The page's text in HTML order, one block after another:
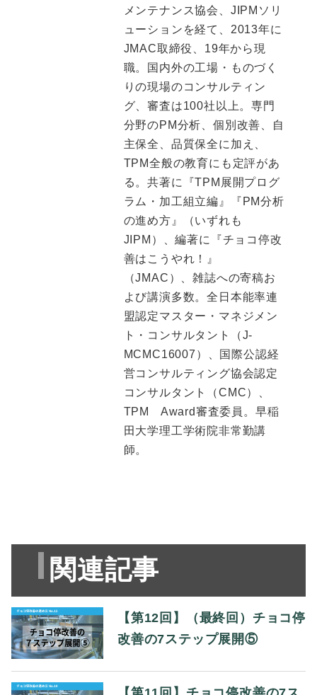
メンテナンス協会、JIPMソリ
ューションを経て、2013年に
JMAC取締役、19年から現
職。国内外の工場・ものづく
りの現場のコンサルティン
グ、審査は100社以上。専門
分野のPM分析、個別改善、自
主保全、品質保全に加え、
TPM全般の教育にも定評があ
る。共著に『TPM展開プログ
ラム・加工組立編』『PM分析
の進め方』（いずれも
JIPM）、編著に『チョコ停改
善はこうやれ！』
（JMAC）、雑誌への寄稿お
よび講演多数。全日本能率連
盟認定マスター・マネジメン
ト・コンサルタント（J-
MCMC16007）、国際公認経
営コンサルティング協会認定
コンサルタント（CMC）、
TPM Award審査委員。早稲
田大学理工学術院非常勤講
師。
関連記事
【第12回】（最終回）チョコ停
改善の7ステップ展開⑤